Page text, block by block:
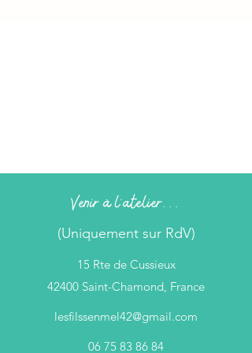
Venir à l'atelier...
(Uniquement sur RdV)
15 Rte de Cussieux
42400 Saint-Chamond, France
lesfilssenmel42@gmail.com
06 75 83 86 84